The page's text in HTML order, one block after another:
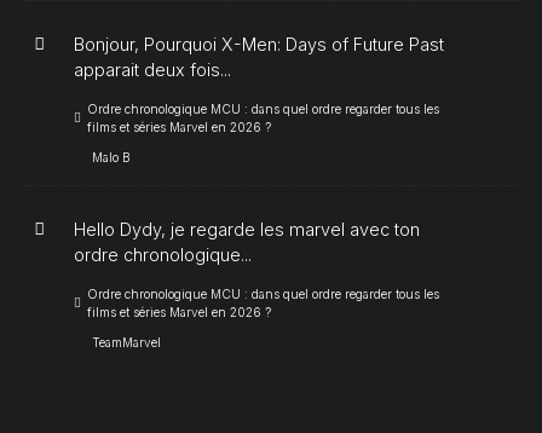
Bonjour, Pourquoi X-Men: Days of Future Past
apparait deux fois...
Ordre chronologique MCU : dans quel ordre regarder tous les
films et séries Marvel en 2026 ?
Malo B
Hello Dydy, je regarde les marvel avec ton
ordre chronologique...
Ordre chronologique MCU : dans quel ordre regarder tous les
films et séries Marvel en 2026 ?
TeamMarvel